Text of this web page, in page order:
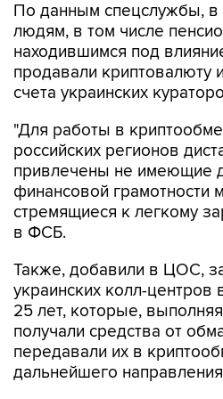
По данным спецслужбы, в
людям, в том числе
находившимся под
продавали криптовалюту
счета украинских
"Для работы в
российских регионов
привлечены не имеющие
финансовой грамотности
стремящиеся к легкому
в ФСБ.
Также, добавили в ЦОС,
украинских колл-центров
25 лет, которые,
получали средства от
передавали их в
дальнейшего